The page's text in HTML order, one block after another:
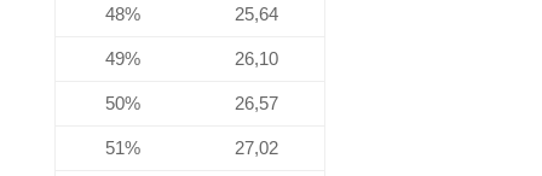
48% 25,64
49% 26,10
50% 26,57
51% 27,02